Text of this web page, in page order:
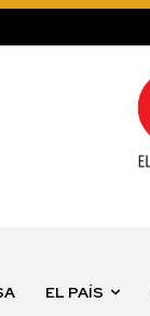
EL PAÍS